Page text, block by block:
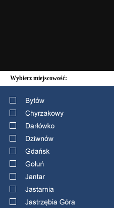
Wybierz miejscowość: